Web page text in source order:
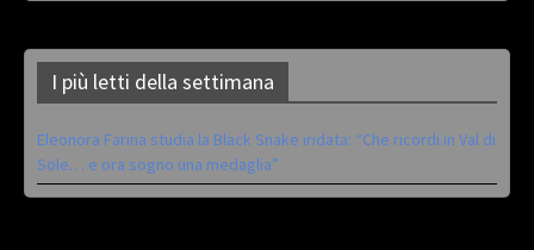
I più letti della settimana
Eleonora Farina studia la Black Snake iridata: “Che ricordi in Val di
Sole… e ora sogno una medaglia”